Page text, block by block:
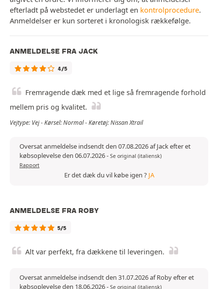
efterladt på webstedet er underlagt en kontrolprocedure.
Anmeldelser er kun sorteret i kronologisk rækkefølge.
ANMELDELSE FRA JACK
4/5
Fremragende dæk med et lige så fremragende forhold
mellem pris og kvalitet.
Vejtype: Vej - Kørsel: Normal - Køretøj: Nissan Xtrail
Oversat anmeldelse indsendt den 07.08.2026 af Jack efter et
købsoplevelse den 06.07.2026- Se original (italiensk)
Rapport
Er det dæk du vil købe igen ? JA
ANMELDELSE FRA ROBY
5/5
Alt var perfekt, fra dækkene til leveringen.
Oversat anmeldelse indsendt den 31.07.2026 af Roby efter et
købsoplevelse den 18.06.2026- Se original (italiensk)